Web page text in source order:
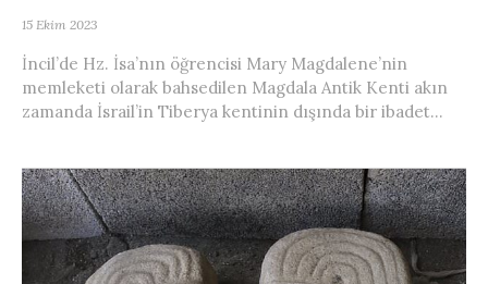
15 Ekim 2023
İncil’de Hz. İsa’nın öğrencisi Mary Magdalene’nin
memleketi olarak bahsedilen Magdala Antik Kenti akın
zamanda İsrail’in Tiberya kentinin dışında bir ibadet...